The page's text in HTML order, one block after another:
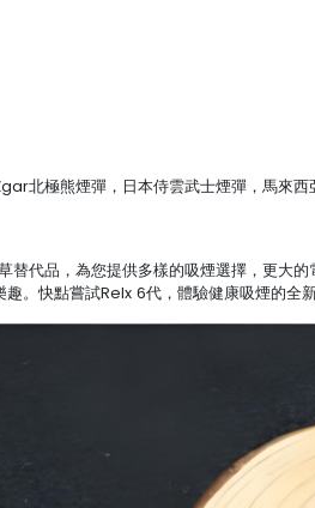
北極熊煙彈，日本侍雲武士煙彈，馬來西
品，為您提供多樣的吸煙選擇，更大
。快點嘗試Relx 6代，體驗健康吸煙的全